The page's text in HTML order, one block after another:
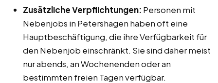
Zusätzliche Verpflichtungen: Personen mit
Nebenjobs in Petershagen haben oft eine
Hauptbeschäftigung, die ihre Verfügbarkeit für
den Nebenjob einschränkt. Sie sind daher meist
nur abends, an Wochenenden oder an
bestimmten freien Tagen verfügbar.